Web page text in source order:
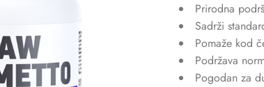
Prirodna
Sadrži
Pomaže kod
Podržava
Pogodan za